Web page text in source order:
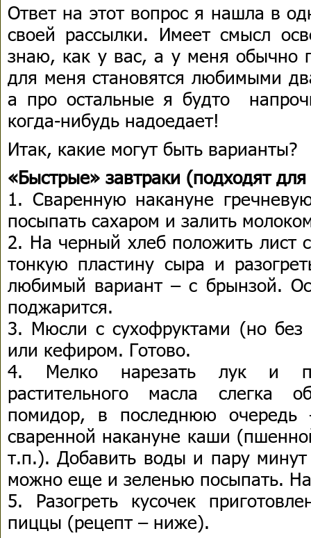
Ответ на этот вопрос я нашла в
своей рассылки. Имеет смысл
знаю, как у вас, а у меня обычно
для меня становятся любимыми
а про остальные я будто
когда-нибудь надоедает!
Итак, какие могут быть варианты?
«Быстрые» завтраки (подходят
1. Сваренную накануне
посыпать сахаром и залить
2. На черный хлеб положить лист
тонкую пластину сыра и
любимый вариант – с брынзой.
поджарится.
3. Мюсли с сухофруктами (но без
или кефиром. Готово.
4. Мелко нарезать лук и
растительного масла слегка
помидор, в последнюю очередь
сваренной накануне каши
т.п.). Добавить воды и пару
можно еще и зеленью посыпать.
5. Разогреть кусочек
пиццы (рецепт – ниже).